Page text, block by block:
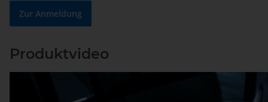
Zur Anmeldung
Produktvideo